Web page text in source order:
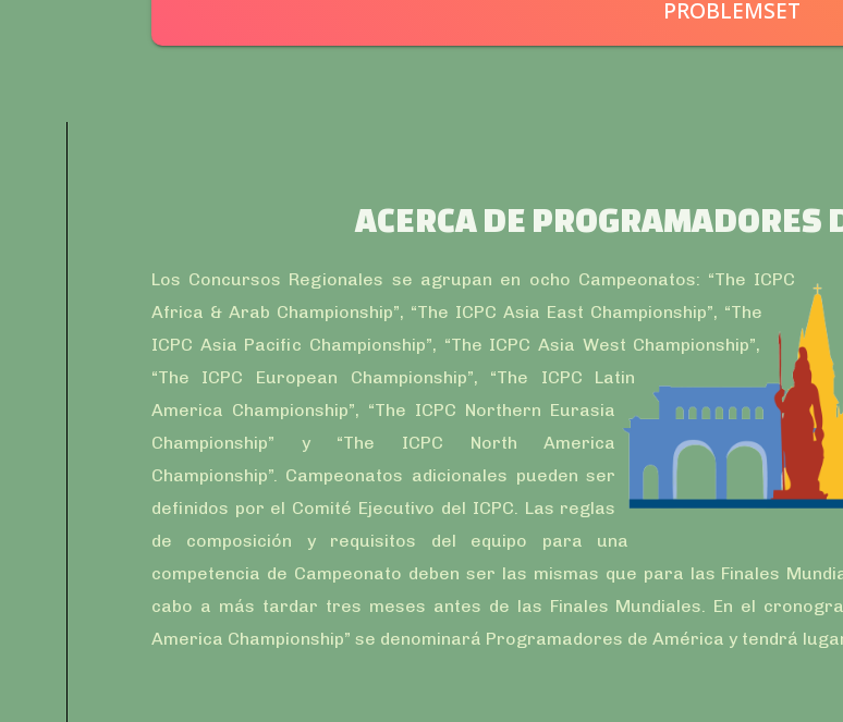
PROBLEMSET
ACERCA DE
Los Concursos Regionales se agrupan en ocho Campeonatos: “The ICPC
Africa & Arab Championship”, “The ICPC Asia East Championship”, “The
ICPC Asia Pacific Championship”, “The ICPC Asia West Championship”,
“The ICPC European Championship”, “The ICPC Latin
America Championship”, “The ICPC Northern Eurasia
Championship” y “The ICPC North America
Championship”. Campeonatos adicionales pueden ser
definidos por el Comité Ejecutivo del ICPC. Las reglas
de composición y requisitos del equipo para una
competencia de Campeonato deben ser las mismas que para las Finales
cabo a más tardar tres meses antes de las Finales Mundiales. En el
America Championship” se denominará Programadores de América y tendrá